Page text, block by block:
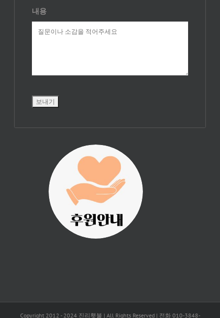
내용
진리횃불 사역은
여러분의 후원으
로 이루어집니다.
Copyright 2012 - 2024 진리횃불 | All Rights Reserved | 전화 010-3848-